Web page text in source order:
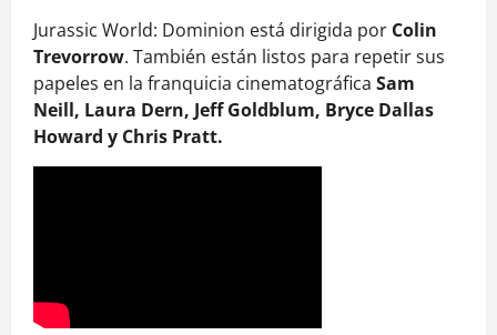
Jurassic World: Dominion está dirigida por Colin
Trevorrow. También están listos para repetir sus
papeles en la franquicia cinematográfica Sam
Neill, Laura Dern, Jeff Goldblum, Bryce Dallas
Howard y Chris Pratt.